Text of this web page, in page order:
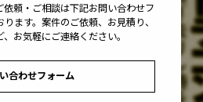
頼・ご相談は下記お問い合わせフ
ます。案件のご依頼、お見積り、
お気軽にご連絡ください。
合わせフォーム